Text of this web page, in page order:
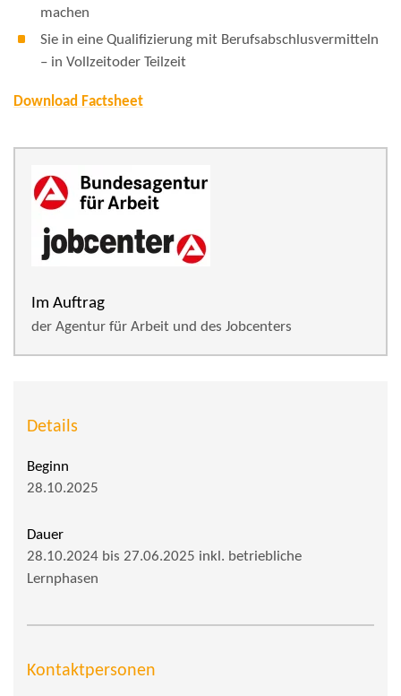
machen
Sie in eine Qualifizierung mit Berufsabschlusvermitteln
– in Vollzeitoder Teilzeit
Download Factsheet
Im Auftrag
der Agentur für Arbeit und des Jobcenters
Details
Beginn
28.10.2025
Dauer
28.10.2024 bis 27.06.2025 inkl. betriebliche
Lernphasen
Kontaktpersonen